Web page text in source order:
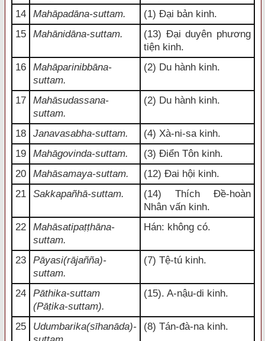
14
Mahāpadāna-suttam.
(1) Đại bản kinh.
15
Mahānidāna-suttam.
(13) Đại duyên phương
tiện kinh.
16
Mahāparinibbāna-
suttam.
(2) Du hành kinh.
17
Mahāsudassana-
suttam.
(2) Du hành kinh.
18 Janavasabha-suttam.
(4) Xà-ni-sa kinh.
19
Mahāgovinda-suttam.
(3) Điển Tôn kinh.
20
Mahāsamaya-suttam.
(12) Đai hội kinh.
21
Sakkapañhā-suttam.
(14) Thích Đề-hoàn
Nhân vấn kinh.
22
Mahāsatipaṭṭhāna-
suttam.
Hán: không có.
23
Pāyasi(rājañña)-
suttam.
(7) Tệ-tú kinh.
24
Pāthika-suttam
(Pāṭika-suttam).
(15). A-nậu-di kinh.
25
Udumbarika(sīhanāda)-
(8) Tán-đà-na kinh.